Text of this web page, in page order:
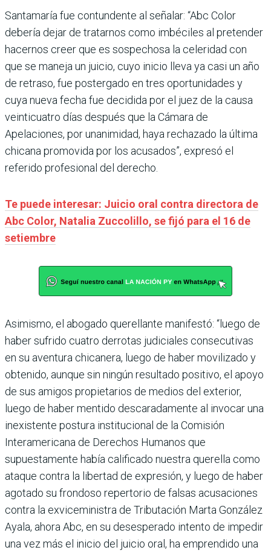
Santamaría fue contundente al señalar: “Abc Color
debería dejar de tratarnos como imbéciles al pretender
hacernos creer que es sospechosa la celeridad con
que se maneja un juicio, cuyo inicio lleva ya casi un año
de retraso, fue postergado en tres oportunidades y
cuya nueva fecha fue decidida por el juez de la causa
veinticuatro días después que la Cámara de
Apelaciones, por unanimidad, haya rechazado la última
chicana promovida por los acusados”, expresó el
referido profesional del derecho.
Te puede interesar: Juicio oral contra directora de
Abc Color, Natalia Zuccolillo, se fijó para el 16 de
setiembre
Asimismo, el abogado querellante manifestó: “luego de
haber sufrido cuatro derrotas judiciales consecutivas
en su aventura chicanera, luego de haber movilizado y
obtenido, aunque sin ningún resultado positivo, el apoyo
de sus amigos propietarios de medios del exterior,
luego de haber mentido descaradamente al invocar una
inexistente postura institucional de la Comisión
Interamericana de Derechos Humanos que
supuestamente había calificado nuestra querella como
ataque contra la libertad de expresión, y luego de haber
agotado su frondoso repertorio de falsas acusaciones
contra la exviceministra de Tributación Marta González
Ayala, ahora Abc, en su desesperado intento de impedir
una vez más el inicio del juicio oral, ha emprendido una